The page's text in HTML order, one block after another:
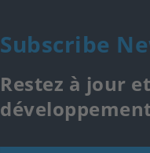
Subscribe
Restez à jour